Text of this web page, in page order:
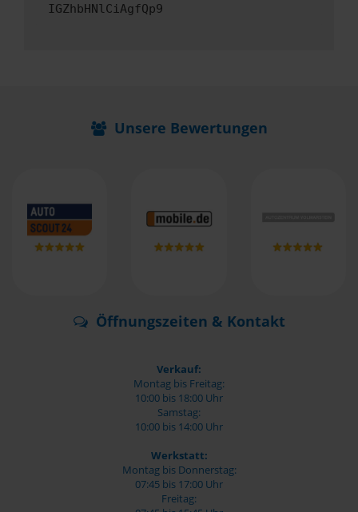
IGZhbHNlCiAgfQp9
Unsere Bewertungen
Öffnungszeiten & Kontakt
Verkauf:
Montag bis Freitag:
10:00 bis 18:00 Uhr
Samstag:
10:00 bis 14:00 Uhr
Werkstatt:
Montag bis Donnerstag:
07:45 bis 17:00 Uhr
Freitag: